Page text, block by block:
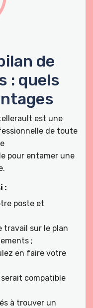
de
: quels
est une
de toute
pour entamer une
:
poste et
sur le plan
;
en faire votre
compatible
à trouver un